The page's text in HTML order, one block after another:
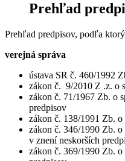
Prehľad
Prehľad predpisov, podľa
verejná správa
ústava SR č. 460/1992
zákon č. 9/2010 Z .z. o
zákon č. 71/1967 Zb. o
predpisov
zákon č. 138/1991 Zb.
zákon č. 346/1990 Zb.
v znení neskorších
zákon č. 369/1990 Zb.